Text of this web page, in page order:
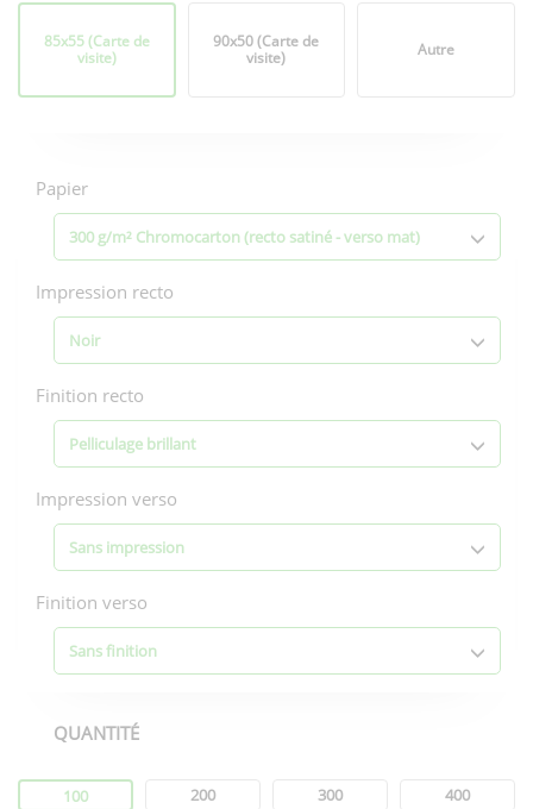
Format
85x55 (Carte de
visite)
90x50 (Carte de
visite)
Autre
d'impression
Papier
300 g/m² Chromocarton (recto satiné - verso mat)
Impression recto
Noir
Finition recto
Pelliculage brillant
Impression verso
Sans impression
Finition verso
Sans finition
Quantité
QUANTITÉ
100 200 300 400